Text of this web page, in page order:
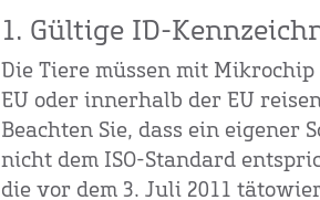
1. Gültige ID-
Die Tiere müssen mit
EU oder innerhalb der EU
Beachten Sie, dass ein eigener
nicht dem ISO-Standard
die vor dem 3. Juli 2011